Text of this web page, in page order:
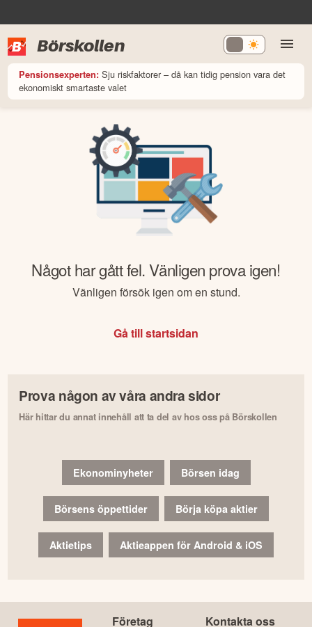
Börskollen
Pensionsexperten: Sju riskfaktorer – då kan tidig pension vara det
ekonomiskt smartaste valet
Något har gått fel. Vänligen prova igen!
Vänligen försök igen om en stund.
Gå till startsidan
Prova någon av våra andra sidor
Här hittar du annat innehåll att ta del av hos oss på Börskollen
Ekonominyheter Börsen idag
Börsens öppettider Börja köpa aktier
Aktietips Aktieappen för Android & iOS
Företag Kontakta oss